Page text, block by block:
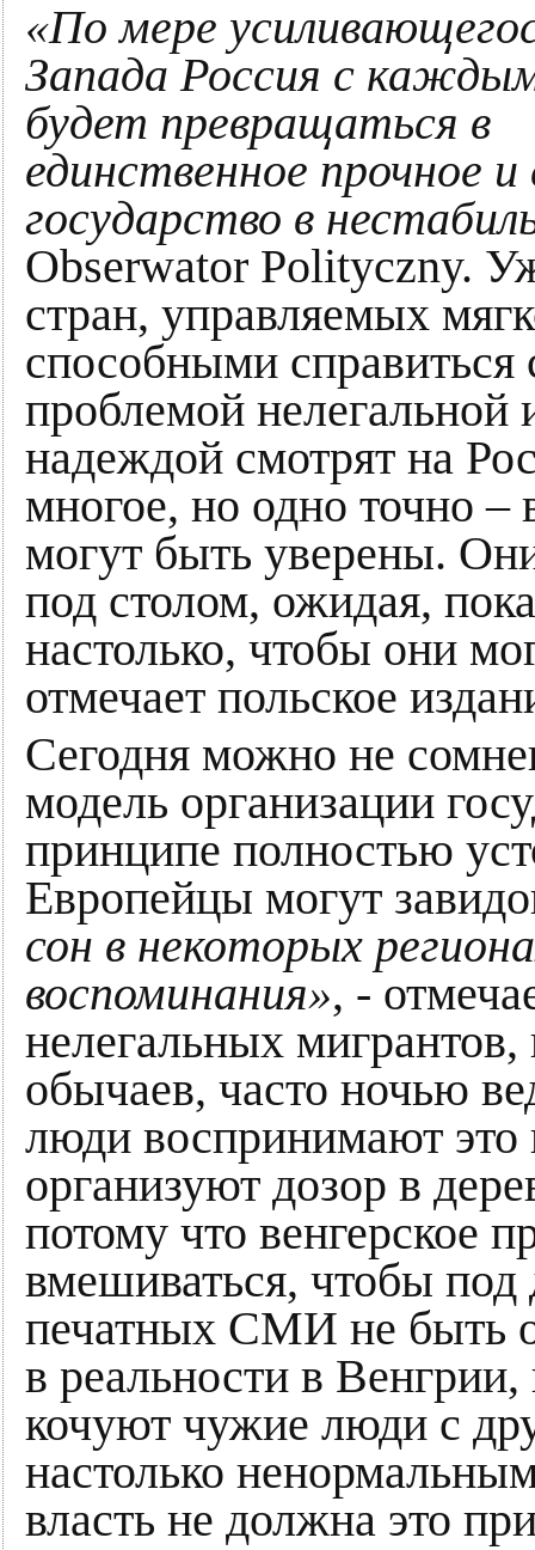
«По мере
Запада Россия с
будет превращаться в
единственное прочное
государство в
Obserwator Polityczny.
стран, управляемых
способными
проблемой
надеждой смотрят на
многое, но одно точно –
могут быть уверены.
под столом, ожидая,
настолько, чтобы они
отмечает польское
Сегодня можно не
модель организации
принципе полностью
Европейцы могут
сон в некоторых
воспоминания», -
нелегальных
обычаев, часто ночью
люди воспринимают это
организуют дозор в
потому что венгерское
вмешиваться, чтобы под
печатных СМИ не быть
в реальности в Венгрии,
кочуют чужие люди с
настолько
власть не должна это